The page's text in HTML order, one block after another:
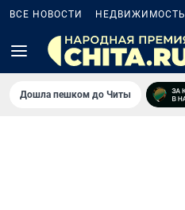
ВСЕ НОВОСТИ НЕДВИЖИМОСТЬ
Дошла пешком до Читы